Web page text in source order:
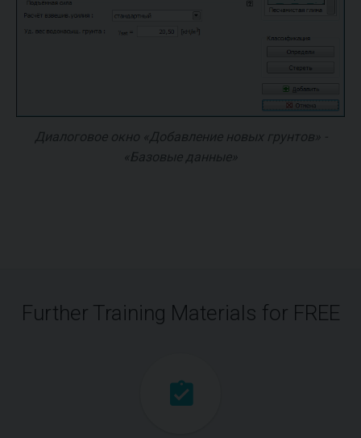
Диалоговое окно «Добавление новых грунтов» -
«Базовые данные»
Further Training Materials for FREE